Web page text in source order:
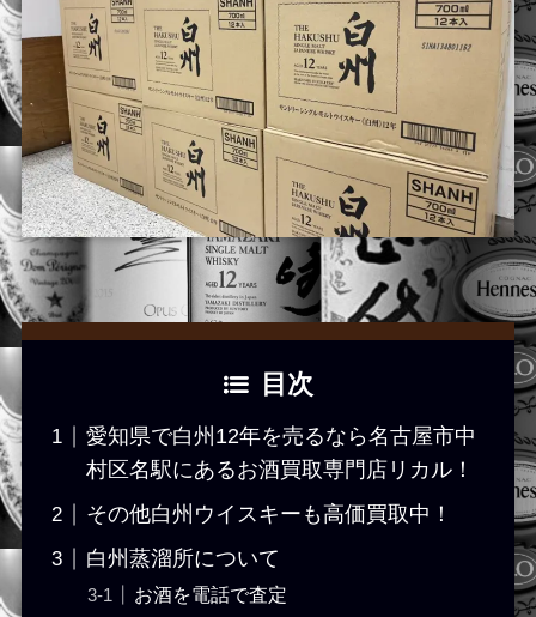
目次
愛知県で白州12年を売るなら名古屋市中
村区名駅にあるお酒買取専門店リカル！
その他白州ウイスキーも高価買取中！
白州蒸溜所について
お酒を電話で査定